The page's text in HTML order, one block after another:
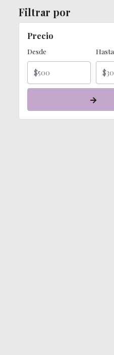
Filtrar por
Precio
Desde Hasta